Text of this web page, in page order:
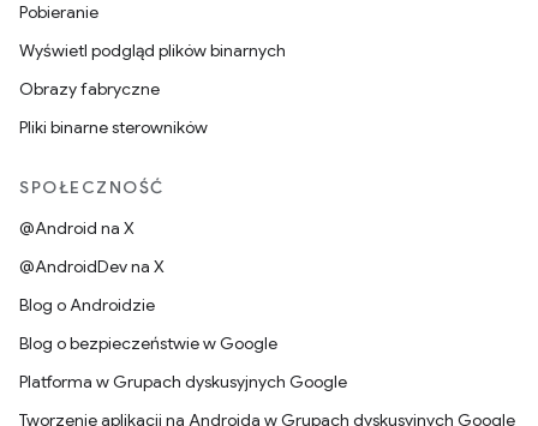
Pobieranie
Wyświetl podgląd plików binarnych
Obrazy fabryczne
Pliki binarne sterowników
SPOŁECZNOŚĆ
@Android na X
@AndroidDev na X
Blog o Androidzie
Blog o bezpieczeństwie w Google
Platforma w Grupach dyskusyjnych Google
Tworzenie aplikacji na Androida w Grupach dyskusyjnych Google